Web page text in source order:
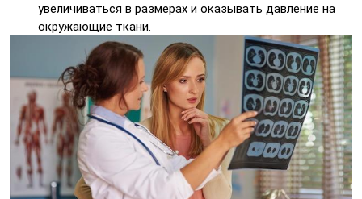
увеличиваться в размерах и оказывать давление на
окружающие ткани.